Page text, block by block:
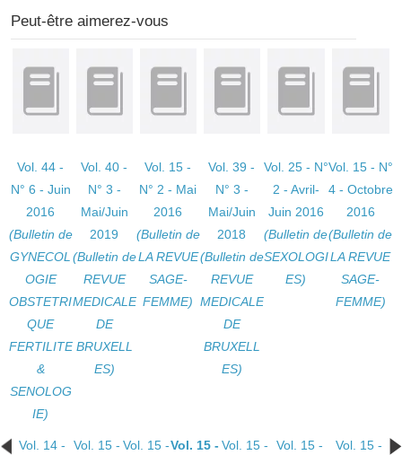
Peut-être aimerez-vous
Vol. 44 -
N° 6 - Juin
2016
(Bulletin de
GYNECOL
OGIE
OBSTETRI
QUE
FERTILITE
&
SENOLOG
IE)
Vol. 40 -
N° 3 -
Mai/Juin
2019
(Bulletin de
REVUE
MEDICALE
DE
BRUXELL
ES)
Vol. 15 -
N° 2 - Mai
2016
(Bulletin de
LA REVUE
SAGE-
FEMME)
Vol. 39 -
N° 3 -
Mai/Juin
2018
(Bulletin de
REVUE
MEDICALE
DE
BRUXELL
ES)
Vol. 25 - N°
2 - Avril-
Juin 2016
(Bulletin de
SEXOLOGI
ES)
Vol. 15 - N°
4 - Octobre
2016
(Bulletin de
LA REVUE
SAGE-
FEMME)
Vol. 14 -
Vol. 15 - Vol. 15 -Vol. 15 - Vol. 15 -
Vol. 15 -
Vol. 15 -